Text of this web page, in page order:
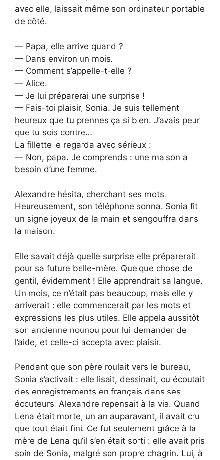
avec elle, laissait même son ordinateur portable
de côté.
— Papa, elle arrive quand ?
— Dans environ un mois.
— Comment s’appelle-t-elle ?
— Alice.
— Je lui préparerai une surprise !
— Fais-toi plaisir, Sonia. Je suis tellement
heureux que tu prennes ça si bien. J’avais peur
que tu sois contre…
La fillette le regarda avec sérieux :
— Non, papa. Je comprends : une maison a
besoin d’une femme.
Alexandre hésita, cherchant ses mots.
Heureusement, son téléphone sonna. Sonia fit
un signe joyeux de la main et s’engouffra dans
la maison.
Elle savait déjà quelle surprise elle préparerait
pour sa future belle-mère. Quelque chose de
gentil, évidemment ! Elle apprendrait sa langue.
Un mois, ce n’était pas beaucoup, mais elle y
arriverait : elle commencerait par les mots et
expressions les plus utiles. Elle appela aussitôt
son ancienne nounou pour lui demander de
l’aide, et celle-ci accepta avec plaisir.
Pendant que son père roulait vers le bureau,
Sonia s’activait : elle lisait, dessinait, ou écoutait
des enregistrements en français dans ses
écouteurs. Alexandre repensait à la vie. Quand
Lena était morte, un an auparavant, il avait cru
que tout était fini. Ce fut seulement grâce à la
mère de Lena qu’il s’en était sorti : elle avait pris
soin de Sonia, malgré son propre chagrin. Lui, à